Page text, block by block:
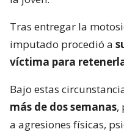
Tras entregar la
imputado procedió a
víctima para
Bajo estas
más de dos semanas,
a agresiones físicas,